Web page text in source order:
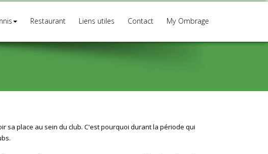
Restaurant Liens utiles Contact My Ombrage
sa place au sein du club. C'est pourquoi durant la période qui